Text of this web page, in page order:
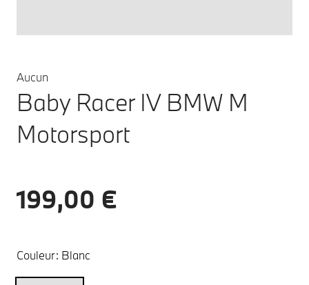
Aucun
Baby Racer IV BMW M
Motorsport
199,00 €
Couleur: Blanc